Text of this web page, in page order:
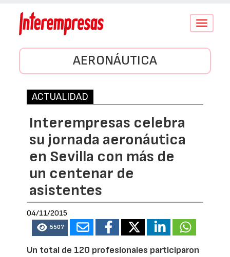
Conmutar
AERONÁUTICA
ACTUALIDAD
Interempresas celebra
su jornada aeronáutica
en Sevilla con más de
un centenar de
asistentes
04/11/2015
5507
Un total de 120 profesionales participaron